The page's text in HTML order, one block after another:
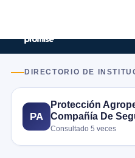
DIRECTORIO DE
PA
Protección
Compañía De
Consultado 5 veces